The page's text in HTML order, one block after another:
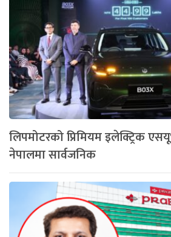
लिपमोटरको प्रिमियम इलेक्ट्रिक
नेपालमा सार्वजनिक